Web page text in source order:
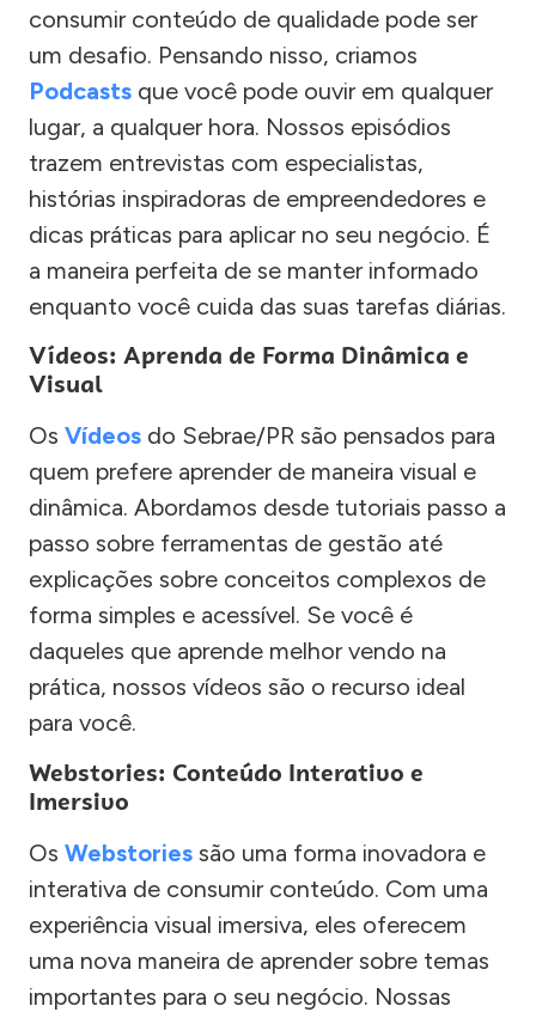
consumir conteúdo de qualidade pode ser
um desafio. Pensando nisso, criamos
Podcasts que você pode ouvir em qualquer
lugar, a qualquer hora. Nossos episódios
trazem entrevistas com especialistas,
histórias inspiradoras de empreendedores e
dicas práticas para aplicar no seu negócio. É
a maneira perfeita de se manter informado
enquanto você cuida das suas tarefas diárias.
Vídeos: Aprenda de Forma Dinâmica e
Visual
Os Vídeos do Sebrae/PR são pensados para
quem prefere aprender de maneira visual e
dinâmica. Abordamos desde tutoriais passo a
passo sobre ferramentas de gestão até
explicações sobre conceitos complexos de
forma simples e acessível. Se você é
daqueles que aprende melhor vendo na
prática, nossos vídeos são o recurso ideal
para você.
Webstories: Conteúdo Interativo e
Imersivo
Os Webstories são uma forma inovadora e
interativa de consumir conteúdo. Com uma
experiência visual imersiva, eles oferecem
uma nova maneira de aprender sobre temas
importantes para o seu negócio. Nossas